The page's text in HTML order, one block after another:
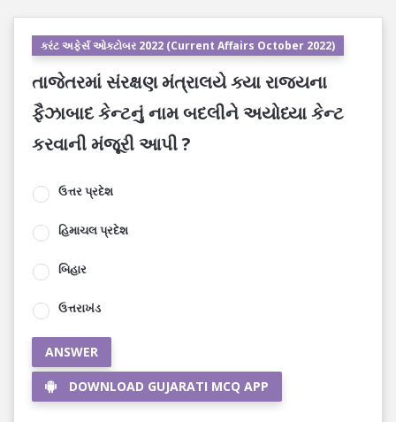
કરંટ અફેર્સ ઓક્ટોબર 2022 (Current Affairs October 2022)
તાજેતરમાં સંરક્ષણ મંત્રાલયે ક્યા રાજ્યના
ફૈઝાબાદ કેન્ટનું નામ બદલીને અયોધ્યા કેન્ટ
કરવાની મંજૂરી આપી ?
ઉત્તર પ્રદેશ
હિમાચલ પ્રદેશ
બિહાર
ઉત્તરાખંડ
ANSWER
DOWNLOAD GUJARATI MCQ APP